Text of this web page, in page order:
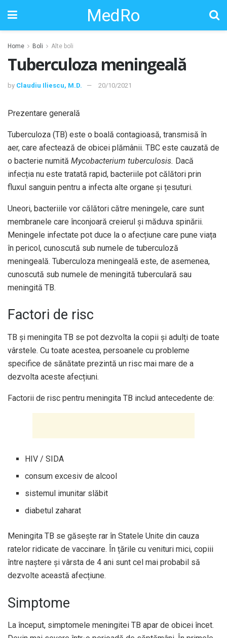
MedRo
Home Boli Alte boli
Tuberculoza meningeală
by Claudiu Iliescu, M.D. 20/10/2021
Prezentare generală
Tuberculoza (TB) este o boală contagioasă, transmisă în
aer, care afectează de obicei plămânii. TBC este cauzată de
o bacterie numită Mycobacterium tuberculosis. Dacă
infecția nu este tratată rapid, bacteriile pot călători prin
fluxul sanguin pentru a infecta alte organe și țesuturi.
Uneori, bacteriile vor călători către meningele, care sunt
membranele care înconjoară creierul și măduva spinării.
Meningele infectate pot duce la o afecțiune care pune viața
în pericol, cunoscută sub numele de tuberculoză
meningeală. Tuberculoza meningeală este, de asemenea,
cunoscută sub numele de meningită tuberculară sau
meningită TB.
Factori de risc
TB și meningita TB se pot dezvolta la copii și adulți de toate
vârstele. Cu toate acestea, persoanele cu probleme
specifice de sănătate prezintă un risc mai mare de a
dezvolta aceste afecțiuni.
Factorii de risc pentru meningita TB includ antecedente de:
HIV / SIDA
consum excesiv de alcool
sistemul imunitar slăbit
diabetul zaharat
Meningita TB se găsește rar în Statele Unite din cauza
ratelor ridicate de vaccinare. În țările cu venituri mici, copiii
între naștere și vârsta de 4 ani sunt cel mai probabil să
dezvolte această afecțiune.
Simptome
La început, simptomele meningitei TB apar de obicei încet.